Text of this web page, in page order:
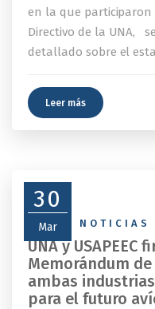
en la que participaron
Directivo de la UNA,
detallado sobre el
Leer más
30
Mar
NEWS NOTICIAS
UNA y USAPEEC
Memorándum
ambas
para el futuro